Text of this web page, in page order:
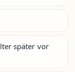
später vor